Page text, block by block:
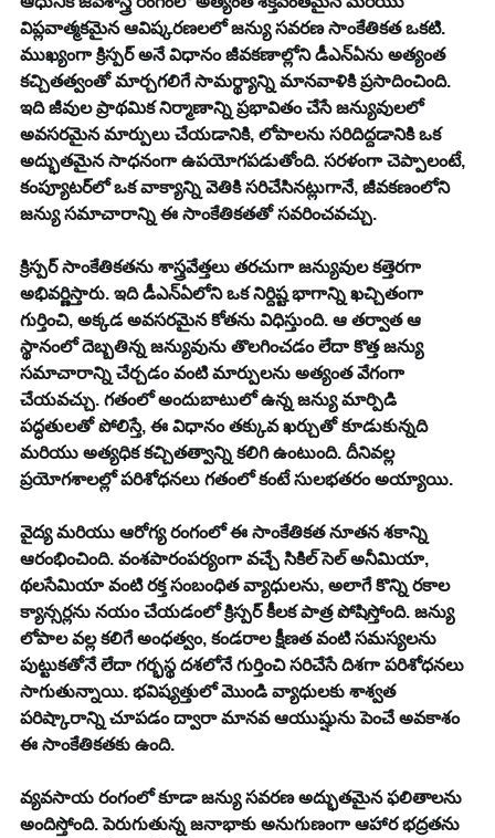
విప్లవాత్మకమైన ఆవిష్కరణలలో జన్యు సవరణ సాంకేతికత ఒకటి.
ముఖ్యంగా క్రిస్పర్ అనే విధానం జీవకణాల్లోని డీఎన్ఏను అత్యంత
కచ్చితత్వంతో మార్చగలిగే సామర్థ్యాన్ని మానవాళికి ప్రసాదించింది.
ఇది జీవుల ప్రాథమిక నిర్మాణాన్ని ప్రభావితం చేసే జన్యువులలో
అవసరమైన మార్పులు చేయడానికి, లోపాలను సరిదిద్దడానికి ఒక
అద్భుతమైన సాధనంగా ఉపయోగపడుతోంది. సరళంగా చెప్పాలంటే,
కంప్యూటర్‌లో ఒక వాక్యాన్ని వెతికి సరిచేసినట్లుగానే, జీవకణంలోని
జన్యు సమాచారాన్ని ఈ సాంకేతికతతో సవరించవచ్చు.
క్రిస్పర్ సాంకేతికతను శాస్త్రవేత్తలు తరచుగా జన్యువుల కత్తెరగా
అభివర్ణిస్తారు. ఇది డీఎన్ఏలోని ఒక నిర్దిష్ట భాగాన్ని ఖచ్చితంగా
గుర్తించి, అక్కడ అవసరమైన కోతను విధిస్తుంది. ఆ తర్వాత ఆ
స్థానంలో దెబ్బతిన్న జన్యువును తొలగించడం లేదా కొత్త జన్యు
సమాచారాన్ని చేర్చడం వంటి మార్పులను అత్యంత వేగంగా
చేయవచ్చు. గతంలో అందుబాటులో ఉన్న జన్యు మార్పిడి
పద్ధతులతో పోలిస్తే, ఈ విధానం తక్కువ ఖర్చుతో కూడుకున్నది
మరియు అత్యధిక కచ్చితత్వాన్ని కలిగి ఉంటుంది. దీనివల్ల
ప్రయోగశాలల్లో పరిశోధనలు గతంలో కంటే సులభతరం అయ్యాయి.
వైద్య మరియు ఆరోగ్య రంగంలో ఈ సాంకేతికత నూతన శకాన్ని
ఆరంభించింది. వంశపారంపర్యంగా వచ్చే సికిల్ సెల్ అనీమియా,
థలసేమియా వంటి రక్త సంబంధిత వ్యాధులను, అలాగే కొన్ని రకాల
క్యాన్సర్లను నయం చేయడంలో క్రిస్పర్ కీలక పాత్ర పోషిస్తోంది. జన్యు
లోపాల వల్ల కలిగే అంధత్వం, కండరాల క్షీణత వంటి సమస్యలను
పుట్టుకతోనే లేదా గర్భస్థ దశలోనే గుర్తించి సరిచేసే దిశగా పరిశోధనలు
సాగుతున్నాయి. భవిష్యత్తులో మొండి వ్యాధులకు శాశ్వత
పరిష్కారాన్ని చూపడం ద్వారా మానవ ఆయుష్షును పెంచే అవకాశం
ఈ సాంకేతికతకు ఉంది.
వ్యవసాయ రంగంలో కూడా జన్యు సవరణ అద్భుతమైన ఫలితాలను
అందిస్తోంది. పెరుగుతున్న జనాభాకు అనుగుణంగా ఆహార భద్రతను